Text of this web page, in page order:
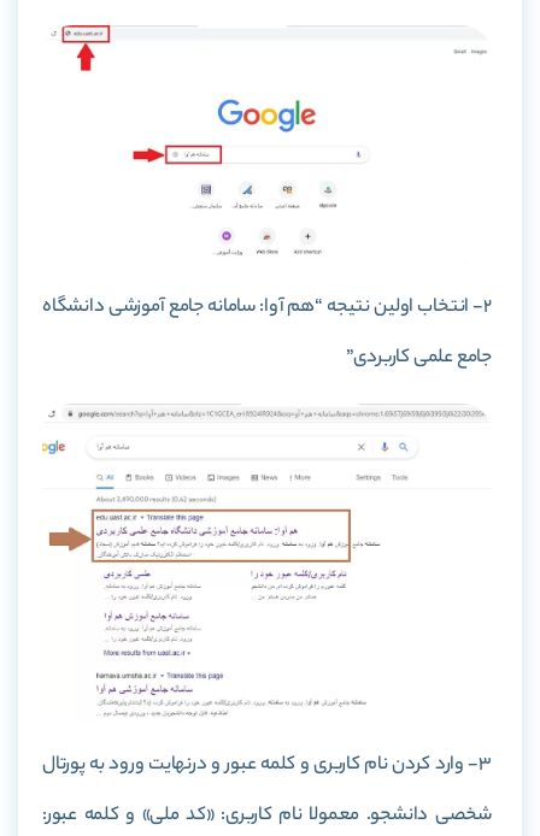
2- انتخاب اولین نتیجه “هم آوا: سامانه جامع آموزشی دانشگاه
جامع علمی کاربردی”
3- وارد کردن نام کاربری و کلمه عبور و درنهایت ورود به پورتال
شخصی دانشجو. معمولا نام کاربری: «کد ملی» و کلمه عبور: